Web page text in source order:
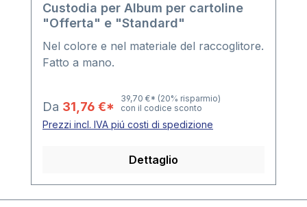
Custodia per Album per cartoline
"Offerta" e "Standard"
Nel colore e nel materiale del raccoglitore.
Fatto a mano.
Da 31,76 €*
39,70 €* (20% risparmio)
con il codice sconto
Prezzi incl. IVA piú costi di spedizione
Dettaglio